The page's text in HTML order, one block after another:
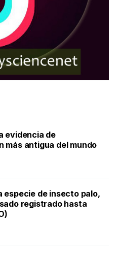
evidencia de
más antigua del mundo
especie de insecto palo,
registrado hasta